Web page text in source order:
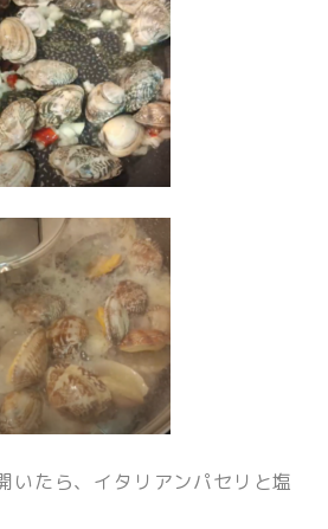
たら、イタリアンパセリと塩